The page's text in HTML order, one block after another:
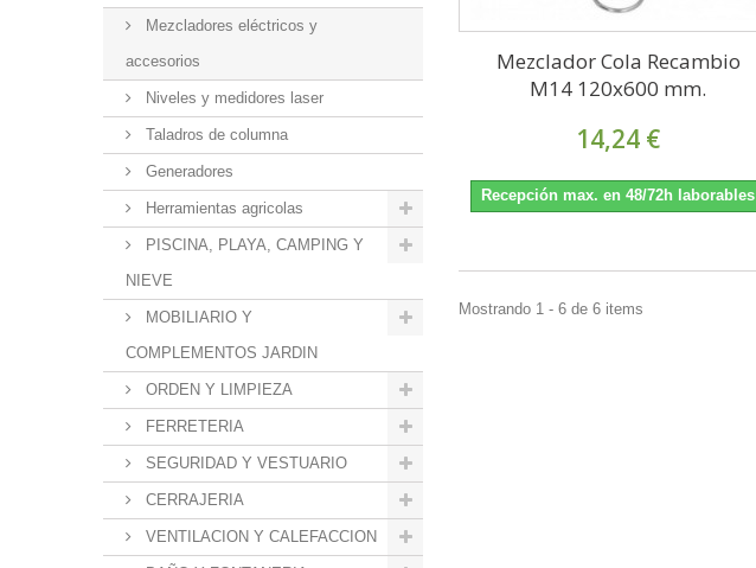
Mezcladores eléctricos y
accesorios
Niveles y medidores laser
Taladros de columna
Generadores
Herramientas agricolas
PISCINA, PLAYA, CAMPING Y
NIEVE
MOBILIARIO Y
COMPLEMENTOS JARDIN
ORDEN Y LIMPIEZA
FERRETERIA
SEGURIDAD Y VESTUARIO
CERRAJERIA
VENTILACION Y CALEFACCION
Mezclador Cola Recambio
M14 120x600 mm.
14,24 €
Recepción max. en 48/72h laborables
Mostrando 1 - 6 de 6 items